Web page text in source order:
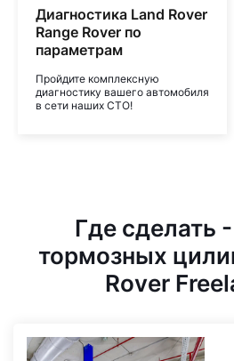
Диагностика Land Rover
Range Rover по
параметрам
Пройдите комплексную
диагностику вашего автомобиля
в сети наших СТО!
Где сделать
тормозных
Rover